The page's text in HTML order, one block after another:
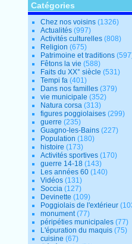
Catégories
Chez nos voisins (1326)
Actualités (997)
Activités culturelles (808)
Religion (675)
Patrimoine et traditions
Fêtons la vie (588)
Faits du XX° siècle (531)
Tempi fa (401)
Dans nos familles (379)
vie municipale (352)
Natura corsa (313)
figures poggiolaises (299)
guerre (235)
Guagno-les-Bains (227)
Population (180)
histoire (173)
Activités sportives (170)
guerre 14-18 (143)
Les années 60 (140)
Vidéos (131)
Soccia (127)
Devinette (109)
Poggiolais de l'extérieur
monument(77)
péripéties municipales (77)
L'épuration du maquis (75)
cuisine (67)